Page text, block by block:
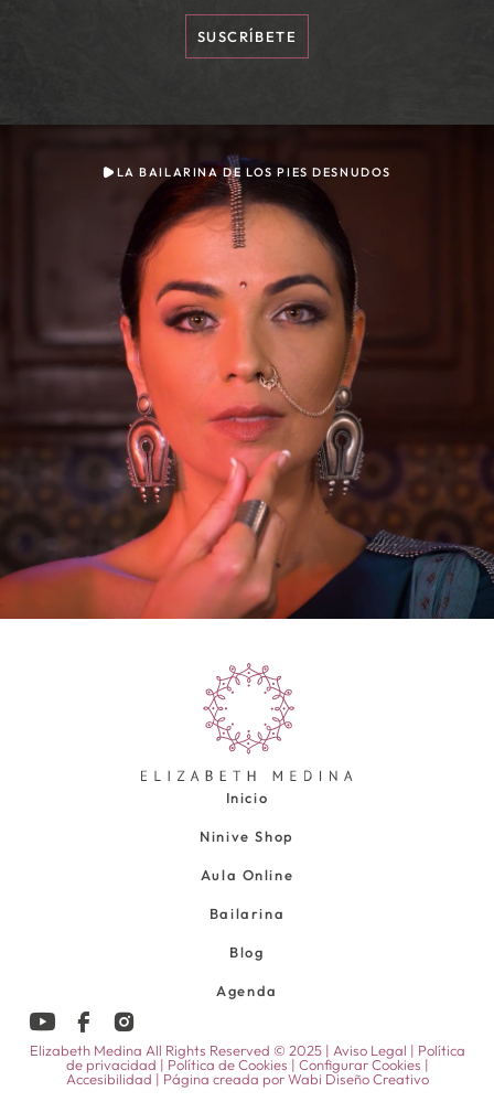
SUSCRÍBETE
LA BAILARINA DE LOS PIES DESNUDOS
Inicio
Ninive Shop
Aula Online
Bailarina
Blog
Agenda
Elizabeth Medina All Rights Reserved © 2025 | Aviso Legal | Política
de privacidad | Política de Cookies | Configurar Cookies |
Accesibilidad | Página creada porWabi Diseño Creativo